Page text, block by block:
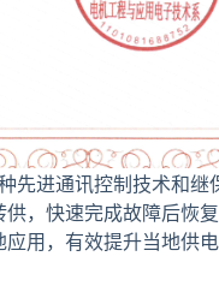
通讯控制技术和继
，快速完成故障后恢
用，有效提升当地供电